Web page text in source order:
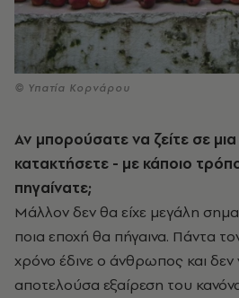
© Υπατία Κορνάρου
Αν μπορούσατε να ζείτε σε
κατακτήσετε - με κάποιο
πηγαίνατε;
Μάλλον δεν θα είχε μεγάλη
ποια εποχή θα πήγαινα. Πάντα
χρόνο έδινε ο άνθρωπος και δεν
αποτελούσα εξαίρεση του